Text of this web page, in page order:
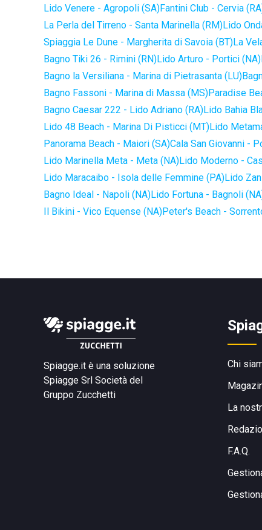
Lido Venere - Agropoli (SA)Fantini Club - Cervia
La Perla del Tirreno - Santa Marinella (RM)Lido
Spiaggia Le Dune - Margherita di Savoia (BT)La
Bagno Tiki 26 - Rimini (RN)Lido Arturo - Portici (NA)
Bagno la Versiliana - Marina di Pietrasanta (LU)
Bagno Fassoni - Marina di Massa (MS)Paradise
Bagno Caesar 222 - Lido Adriano (RA)Lido Bahia
Lido 48 Beach - Marina Di Pisticci (MT)Lido
Panorama Beach - Maiori (SA)Cala San Giovanni -
Lido Marinella Meta - Meta (NA)Lido Moderno -
Lido Maracaibo - Isola delle Femmine (PA)Lido
Bagno Ideal - Napoli (NA)Lido Fortuna - Bagnoli
Il Bikini - Vico Equense (NA)Peter's Beach -
Spiagge.it è una soluzione
Spiagge Srl Società del
Gruppo Zucchetti
Chi
La
F.A.Q.